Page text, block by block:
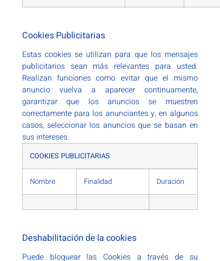
Cookies Publicitarias
Estas cookies se utilizan para que los mensajes
publicitarios sean más relevantes para usted.
Realizan funciones como evitar que el mismo
anuncio vuelva a aparecer continuamente,
garantizar que los anuncios se muestren
correctamente para los anunciantes y, en algunos
casos, seleccionar los anuncios que se basan en
sus intereses.
COOKIES PUBLICITARIAS
Nombre Finalidad Duración
Deshabilitación de la cookies
Puede bloquear las Cookies a través de su